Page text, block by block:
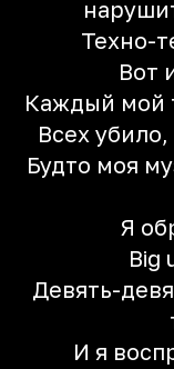
Техно-
Вот
Каждый мой
Всех убило,
Будто моя
Я
Big
Девять-
И я